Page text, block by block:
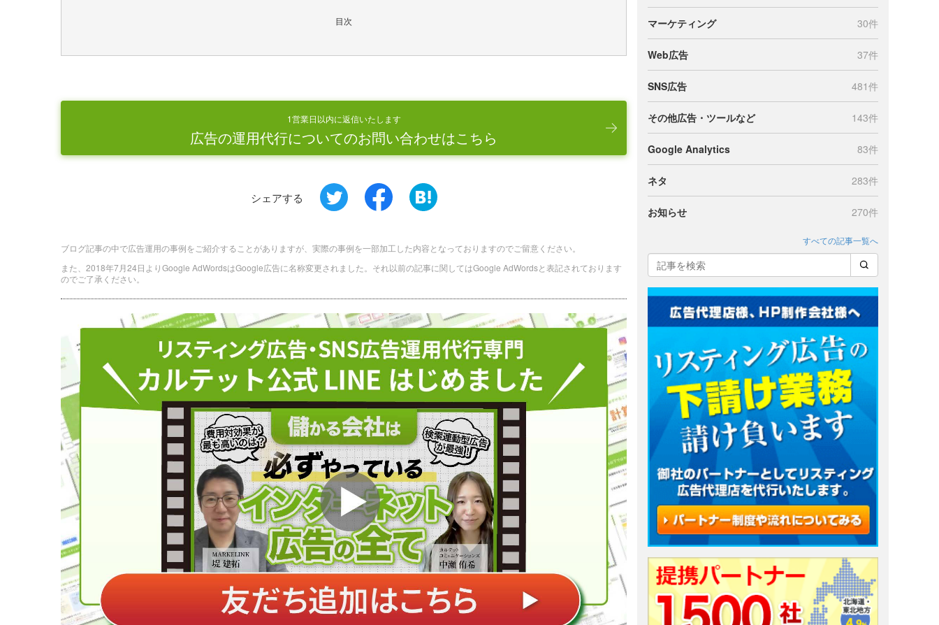
目次
1営業日以内に返信いたします
広告の運用代行についてのお問い合わせはこちら
シェアする
ブログ記事の中で広告運用の事例をご紹介することがありますが、実際の事例を一部加工した内容となっておりますのでご留意ください。
また、2018年7月24日よりGoogle AdWordsはGoogle広告に名称変更されました。それ以前の記事に関してはGoogle AdWordsと表記されております
のでご了承ください。
マーケティング 30件
Web広告 37件
SNS広告 481件
その他広告・ツールなど 143件
Google Analytics 83件
ネタ 283件
お知らせ 270件
すべての記事一覧へ